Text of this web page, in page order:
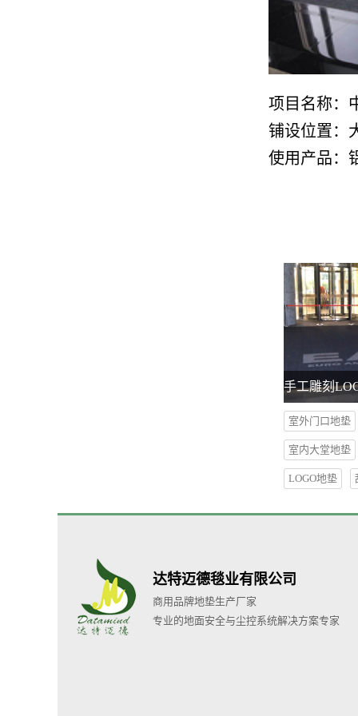
项目名称：
铺设位置：
使用产品：
手工雕刻
室外门口地垫
室内大堂地垫
LOGO地垫
达特迈德毯业有限公司
商用品牌地垫生产厂家
专业的地面安全与尘控系统解决方案专家